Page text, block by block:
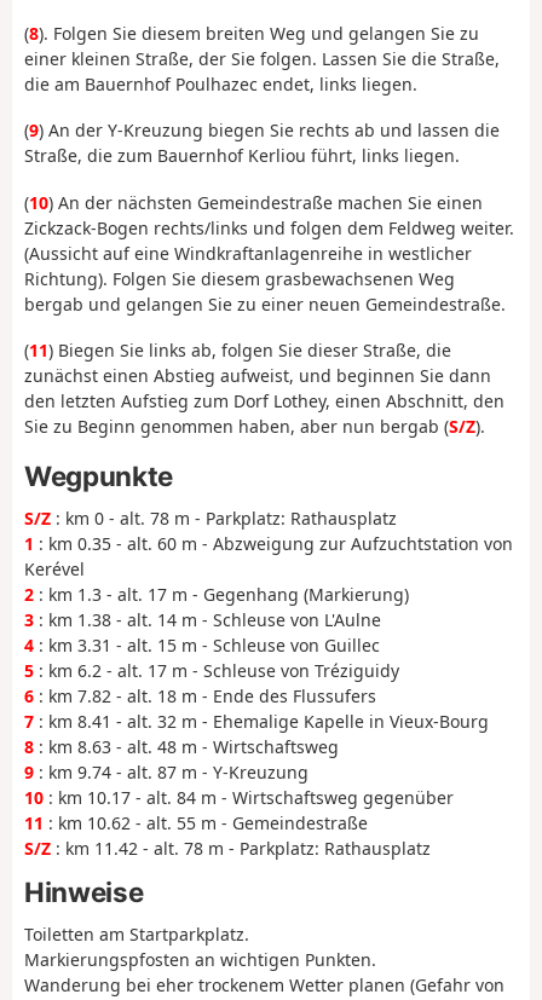
(8). Folgen Sie diesem breiten Weg und gelangen Sie zu
einer kleinen Straße, der Sie folgen. Lassen Sie die Straße,
die am Bauernhof Poulhazec endet, links liegen.
(9) An der Y-Kreuzung biegen Sie rechts ab und lassen die
Straße, die zum Bauernhof Kerliou führt, links liegen.
(10) An der nächsten Gemeindestraße machen Sie einen
Zickzack-Bogen rechts/links und folgen dem Feldweg weiter.
(Aussicht auf eine Windkraftanlagenreihe in westlicher
Richtung). Folgen Sie diesem grasbewachsenen Weg
bergab und gelangen Sie zu einer neuen Gemeindestraße.
(11) Biegen Sie links ab, folgen Sie dieser Straße, die
zunächst einen Abstieg aufweist, und beginnen Sie dann
den letzten Aufstieg zum Dorf Lothey, einen Abschnitt, den
Sie zu Beginn genommen haben, aber nun bergab (S/Z).
Wegpunkte
S/Z : km 0 - alt. 78 m - Parkplatz: Rathausplatz
1 : km 0.35 - alt. 60 m - Abzweigung zur Aufzuchtstation von
Kerével
2 : km 1.3 - alt. 17 m - Gegenhang (Markierung)
3 : km 1.38 - alt. 14 m - Schleuse von L'Aulne
4 : km 3.31 - alt. 15 m - Schleuse von Guillec
5 : km 6.2 - alt. 17 m - Schleuse von Tréziguidy
6 : km 7.82 - alt. 18 m - Ende des Flussufers
7 : km 8.41 - alt. 32 m - Ehemalige Kapelle in Vieux-Bourg
8 : km 8.63 - alt. 48 m - Wirtschaftsweg
9 : km 9.74 - alt. 87 m - Y-Kreuzung
10 : km 10.17 - alt. 84 m - Wirtschaftsweg gegenüber
11 : km 10.62 - alt. 55 m - Gemeindestraße
S/Z : km 11.42 - alt. 78 m - Parkplatz: Rathausplatz
Hinweise
Toiletten am Startparkplatz.
Markierungspfosten an wichtigen Punkten.
Wanderung bei eher trockenem Wetter planen (Gefahr von